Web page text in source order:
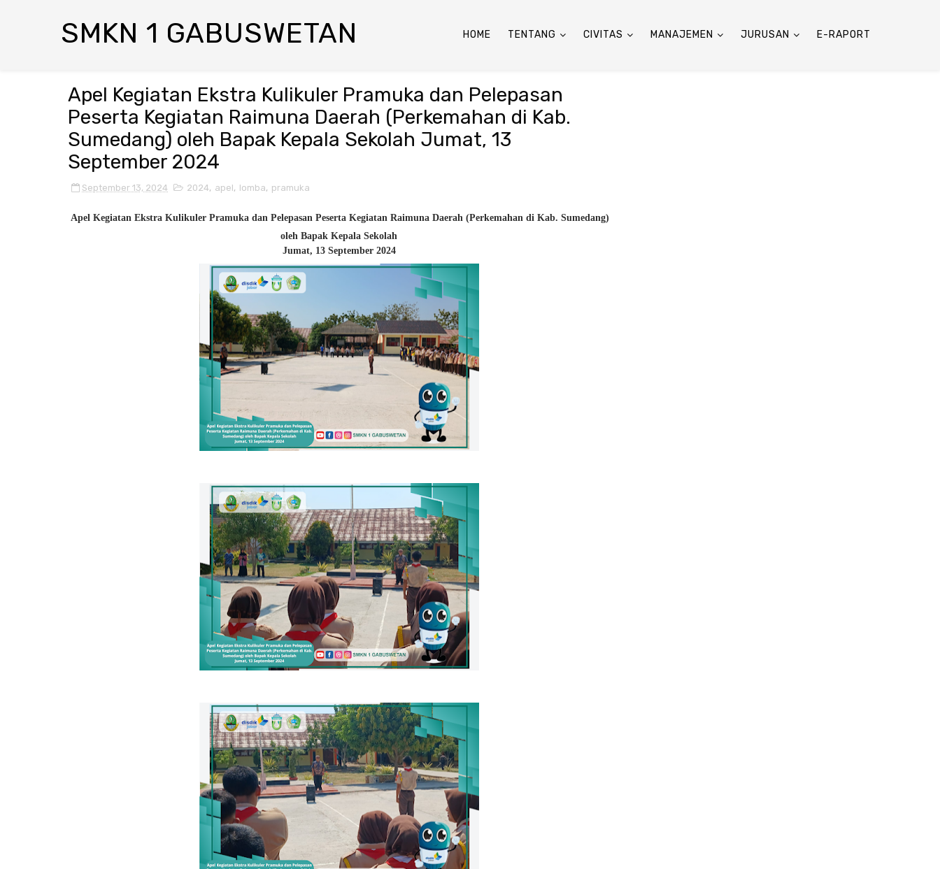
SMKN 1 GABUSWETAN HOME TENTANG CIVITAS MANAJEMEN JURUSAN E-RAPORT
Apel Kegiatan Ekstra Kulikuler Pramuka dan Pelepasan
Peserta Kegiatan Raimuna Daerah (Perkemahan di Kab.
Sumedang) oleh Bapak Kepala Sekolah Jumat, 13
September 2024
September 13, 2024 2024, apel, lomba, pramuka
Apel Kegiatan Ekstra Kulikuler Pramuka dan Pelepasan Peserta Kegiatan Raimuna Daerah (Perkemahan di Kab. Sumedang)
oleh Bapak Kepala Sekolah
Jumat, 13 September 2024